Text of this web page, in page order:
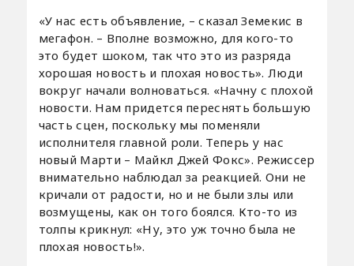
«У нас есть объявление, – сказал Земекис в
мегафон. – Вполне возможно, для кого-то
это будет шоком, так что это из разряда
хорошая новость и плохая новость». Люди
вокруг начали волноваться. «Начну с плохой
новости. Нам придется переснять большую
часть сцен, поскольку мы поменяли
исполнителя главной роли. Теперь у нас
новый Марти – Майкл Джей Фокс». Режиссер
внимательно наблюдал за реакцией. Они не
кричали от радости, но и не были злы или
возмущены, как он того боялся. Кто-то из
толпы крикнул: «Ну, это уж точно была не
плохая новость!».